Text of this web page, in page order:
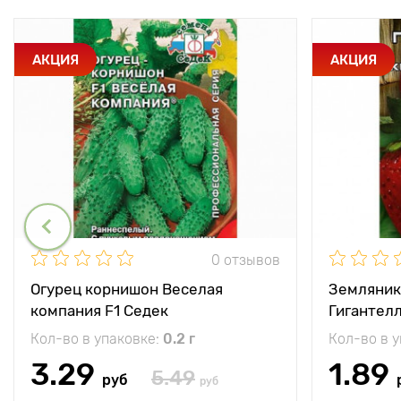
АКЦИЯ
0 отзывов
Огурец корнишон Веселая
компания F1 Седек
Кол-во в упаковке: 0.2 г
3.29 руб 5.49 руб
АКЦИЯ
Кол-во в
1.89